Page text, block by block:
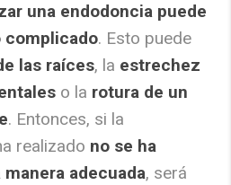
una endodoncia puede
complicado. Esto puede
las raíces, la estrechez
o la rotura de un
. Entonces, si la
realizado no se ha
adecuada, será